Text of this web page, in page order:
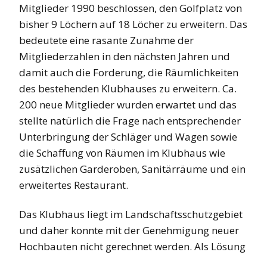
Mitglieder 1990 beschlossen, den Golfplatz von
bisher 9 Löchern auf 18 Löcher zu erweitern. Das
bedeutete eine rasante Zunahme der
Mitgliederzahlen in den nächsten Jahren und
damit auch die Forderung, die Räumlichkeiten
des bestehenden Klubhauses zu erweitern. Ca.
200 neue Mitglieder wurden erwartet und das
stellte natürlich die Frage nach entsprechender
Unterbringung der Schläger und Wagen sowie
die Schaffung von Räumen im Klubhaus wie
zusätzlichen Garderoben, Sanitärräume und ein
erweitertes Restaurant.
Das Klubhaus liegt im Landschaftsschutzgebiet
und daher konnte mit der Genehmigung neuer
Hochbauten nicht gerechnet werden. Als Lösung